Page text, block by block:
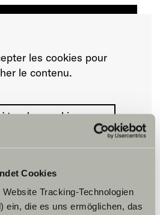
Cookies
Tracking-Technologien
ein, die es uns ermöglichen, das
les cookies pour
le contenu.
des cookies